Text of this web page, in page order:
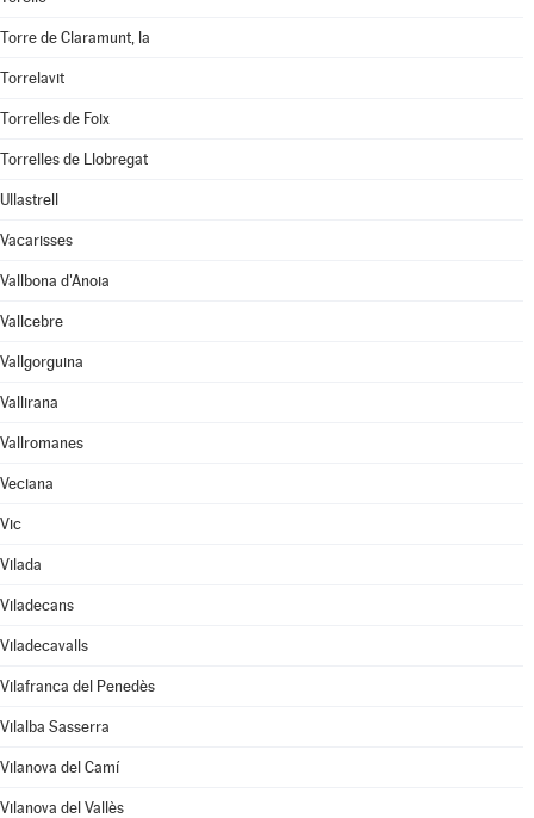
Torre de Claramunt, la
Torrelavit
Torrelles de Foix
Torrelles de Llobregat
Ullastrell
Vacarisses
Vallbona d'Anoia
Vallcebre
Vallgorguina
Vallirana
Vallromanes
Veciana
Vic
Vilada
Viladecans
Viladecavalls
Vilafranca del Penedès
Vilalba Sasserra
Vilanova del Camí
Vilanova del Vallès